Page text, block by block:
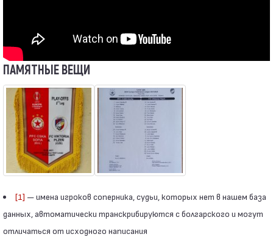
ПАМЯТНЫЕ ВЕЩИ
[1] — имена игроков соперника, судьи, которых нет в нашем база
данных, автоматически транскрибируются с болгарского и могут
отличаться от исходного написания